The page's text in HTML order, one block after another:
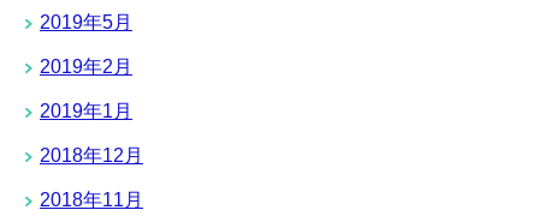
2019年5月
2019年2月
2019年1月
2018年12月
2018年11月